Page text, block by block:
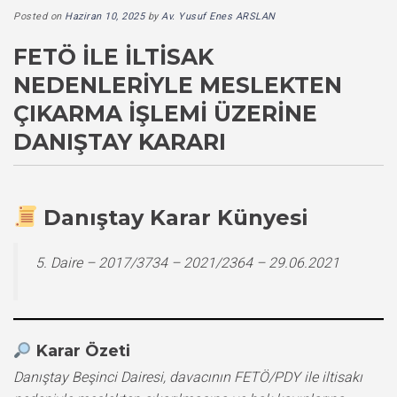
Posted on Haziran 10, 2025byAv. Yusuf Enes ARSLAN
FETÖ İLE İLTISAK
NEDENLERIYLE MESLEKTEN
ÇIKARMA İŞLEMI ÜZERINE
DANIŞTAY KARARI
Danıştay Karar Künyesi
5. Daire – 2017/3734 – 2021/2364 – 29.06.2021
Karar Özeti
Danıştay Beşinci Dairesi, davacının FETÖ/PDY ile iltisakı